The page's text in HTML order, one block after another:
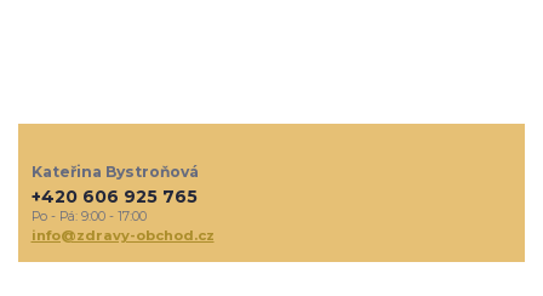
Kateřina Bystroňová
+420 606 925 765
Po - Pá: 9:00 - 17:00
info@zdravy-obchod.cz